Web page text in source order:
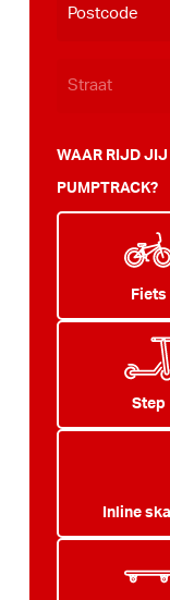
JJJJ
WAAR RIJD JIJ
PUMPTRACK?
Fiets
Step
Inline